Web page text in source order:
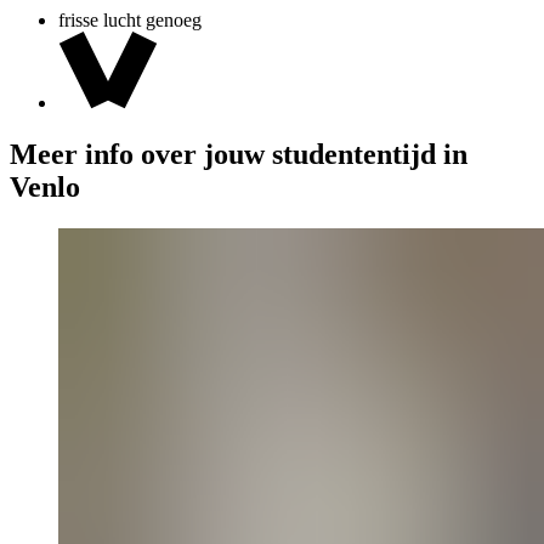
frisse lucht genoeg
Meer info over jouw studententijd in
Venlo